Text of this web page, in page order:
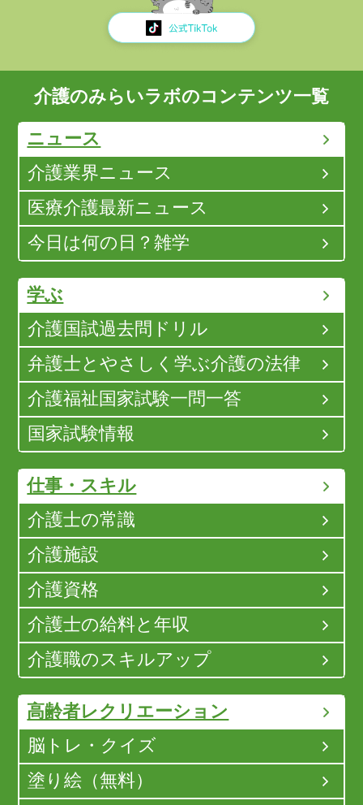
介護のみらいラボのコンテンツ一覧
ニュース
介護業界ニュース
医療介護最新ニュース
今日は何の日？雑学
学ぶ
介護国試過去問ドリル
弁護士とやさしく学ぶ介護の法律
介護福祉国家試験一問一答
国家試験情報
仕事・スキル
介護士の常識
介護施設
介護資格
介護士の給料と年収
介護職のスキルアップ
高齢者レクリエーション
脳トレ・クイズ
塗り絵（無料）